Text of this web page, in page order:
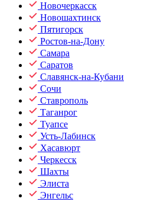
Новочеркасск
Новошахтинск
Пятигорск
Ростов-на-Дону
Самара
Саратов
Славянск-на-Кубани
Сочи
Ставрополь
Таганрог
Туапсе
Усть-Лабинск
Хасавюрт
Черкесск
Шахты
Элиста
Энгельс